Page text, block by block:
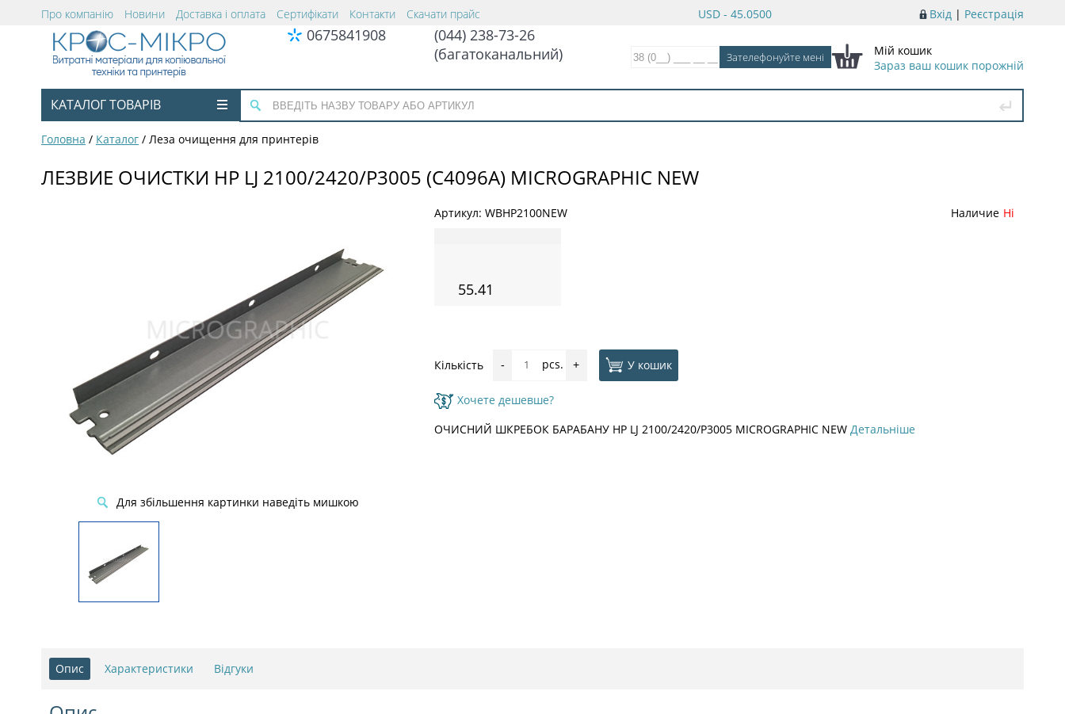
Вхід | Реєстрація
USD - 45.0500
Про компанію Новини Доставка і оплата Сертифікати Контакти Скачати прайс
0675841908
(044) 238-73-26
(багатоканальний)
Мій кошик
Зараз ваш кошик порожній
КАТАЛОГ ТОВАРІВ
Головна / Каталог / Леза очищення для принтерів
ЛЕЗВИЕ ОЧИСТКИ HP LJ 2100/2420/Р3005 (C4096A) MICROGRAPHIC NEW
Для збільшення картинки наведіть мишкою
Артикул: WBHP2100NEW Наличие Ні
55.41
Кількість - pcs. + У кошик
Хочете дешевше?
ОЧИСНИЙ ШКРЕБОК БАРАБАНУ HP LJ 2100/2420/Р3005 MICROGRAPHIC NEW Детальніше
Опис Характеристики Відгуки